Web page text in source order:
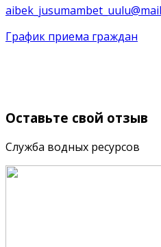
График приема граждан
Оставьте свой отзыв
Служба водных ресурсов